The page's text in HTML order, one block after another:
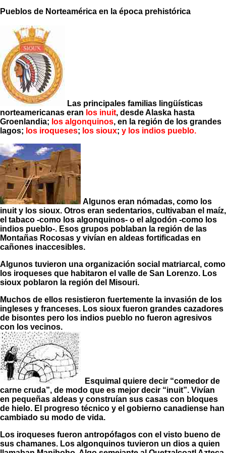
Pueblos de Norteamérica en la época prehistórica
Las principales familias lingüísticas
norteamericanas eran los inuit, desde Alaska hasta
Groenlandia; los algonquinos, en la región de los grandes
lagos; los iroqueses; los sioux; y los indios pueblo.
Algunos eran nómadas, como los
inuit y los sioux. Otros eran sedentarios, cultivaban el maíz,
el tabaco -como los algonquinos- o el algodón -como los
indios pueblo-. Esos grupos poblaban la región de las
Montañas Rocosas y vivían en aldeas fortificadas en
cañones inaccesibles.
Algunos tuvieron una organización social matriarcal, como
los iroqueses que habitaron el valle de San Lorenzo. Los
sioux poblaron la región del Misouri.
Muchos de ellos resistieron fuertemente la invasión de los
ingleses y franceses. Los sioux fueron grandes cazadores
de bisontes pero los indios pueblo no fueron agresivos
con los vecinos.
Esquimal quiere decir “comedor de
carne cruda”, de modo que es mejor decir “inuit”. Vivían
en pequeñas aldeas y construían sus casas con bloques
de hielo. El progreso técnico y el gobierno canadiense han
cambiado su modo de vida.
Los iroqueses fueron antropófagos con el visto bueno de
sus chamanes. Los algonquinos tuvieron un dios a quien